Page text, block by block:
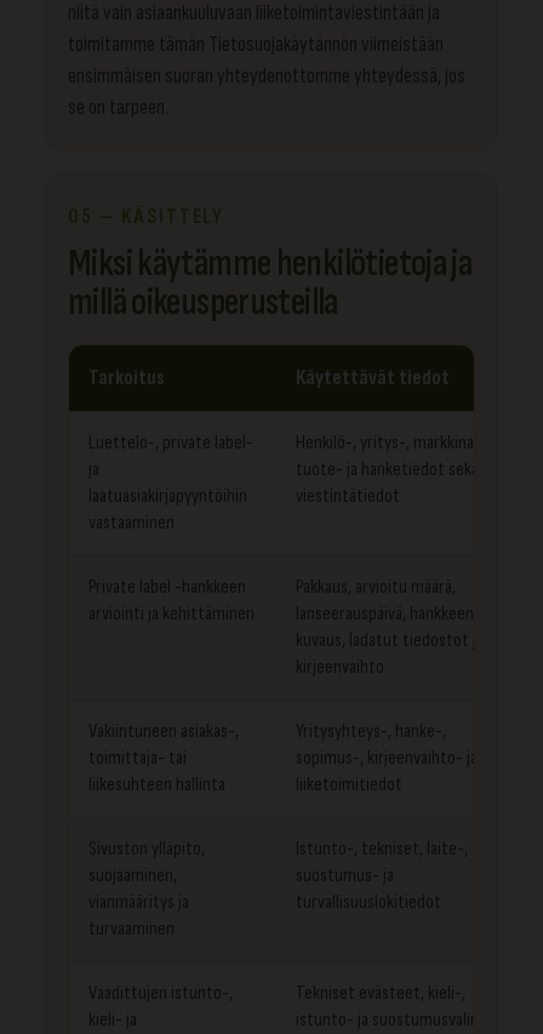
niitä vain asiaankuuluvaan liiketoimintaviestintään ja
toimitamme tämän Tietosuojakäytännön viimeistään
ensimmäisen suoran yhteydenottomme yhteydessä, jos
se on tarpeen.
05 — KÄSITTELY
Miksi käytämme henkilötietoja ja
millä oikeusperusteilla
Tarkoitus Käytettävät tiedot
Luettelo-, private label-
ja
laatuasiakirjapyyntöihin
vastaaminen
Henkilö-, yritys-, markkina-,
tuote- ja hanketiedot sekä
viestintätiedot
Private label -hankkeen
arviointi ja kehittäminen
Pakkaus, arvioitu määrä,
lanseerauspäivä, hankkeen
kuvaus, ladatut tiedostot ja
kirjeenvaihto
Vakiintuneen asiakas-,
toimittaja- tai
liikesuhteen hallinta
Yritysyhteys-, hanke-,
sopimus-, kirjeenvaihto- ja
liiketoimitiedot
Sivuston ylläpito,
suojaaminen,
vianmääritys ja
turvaaminen
Istunto-, tekniset, laite-,
suostumus- ja
turvallisuuslokitiedot
Vaadittujen istunto-,
kieli- ja
Tekniset evästeet, kieli-,
istunto- ja suostumusvalinnat